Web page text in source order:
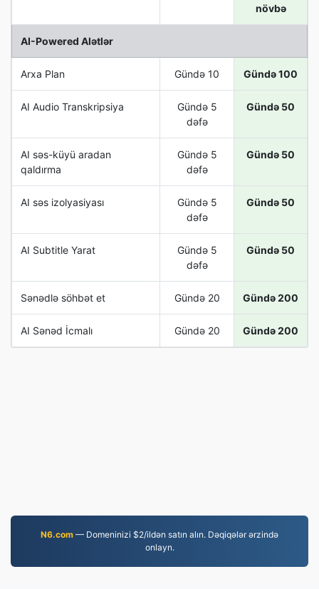
növbə
AI-Powered Alətlər
Arxa Plan Gündə 10 Gündə 100
AI Audio Transkripsiya
Gündə 5
dəfə
Gündə 50
AI səs-küyü aradan
qaldırma
Gündə 5
dəfə
Gündə 50
AI səs izolyasiyası
Gündə 5
dəfə
Gündə 50
AI Subtitle Yarat
Gündə 5
dəfə
Gündə 50
Sənədlə söhbət et Gündə 20 Gündə 200
AI Sənəd İcmalı Gündə 20 Gündə 200
N6.com — Domeninizi $2/ildən satın alın. Dəqiqələr ərzində
onlayn.